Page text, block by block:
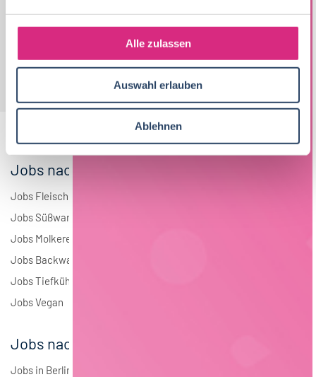
Alle zulassen
Auswahl erlauben
Ablehnen
Website: Active Nutrition International GmbH
Jobs nach Branchen
Jobs Fleisch
Jobs Süßwaren
Jobs Molkerei
Jobs Backwaren
Jobs Tiefkühlkost
Jobs Vegan
Jobs nach Städten
Jobs in Berlin